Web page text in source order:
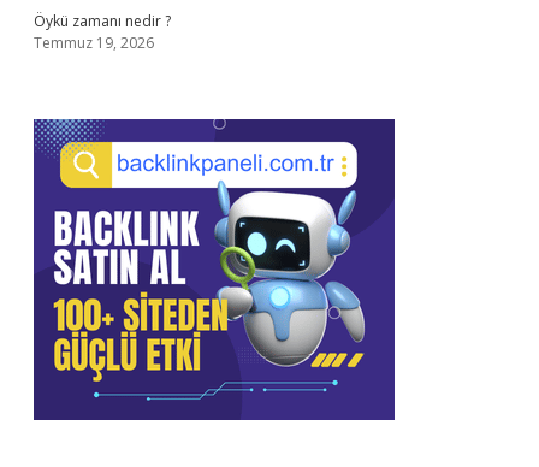
Öykü zamanı nedir ?
Temmuz 19, 2026